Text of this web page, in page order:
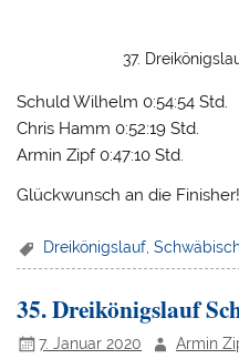
37.
Schuld Wilhelm 0:54:54 Std.
Chris Hamm 0:52:19 Std.
Armin Zipf 0:47:10 Std.
Glückwunsch an die Finisher!
Dreikönigslauf ,
35. Dreikönigslauf
7. Januar 2020 Armin